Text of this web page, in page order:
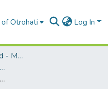
Otrohati Log In
Université Cadi Ayyad - Marrakech
CEDoc en Sciences et Techniques et Sciences Médicales (CED - STSM)
Intégration de l'analyse multicritère au système OLAP intégration de l'analyse multicritère au système OLAP